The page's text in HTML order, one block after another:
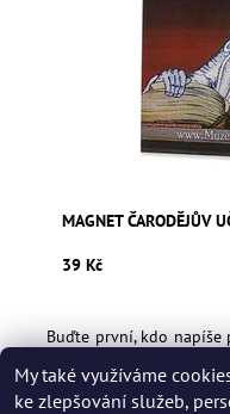
MAGNET ČARODĚJŮV
39 Kč
Buďte první, kdo napíše
Přidat hodnocení
My také využíváme
ke zlepšování služeb,